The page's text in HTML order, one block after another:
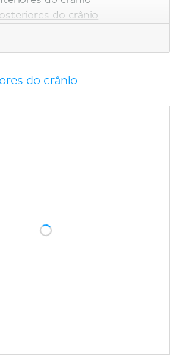
do crânio
do crânio